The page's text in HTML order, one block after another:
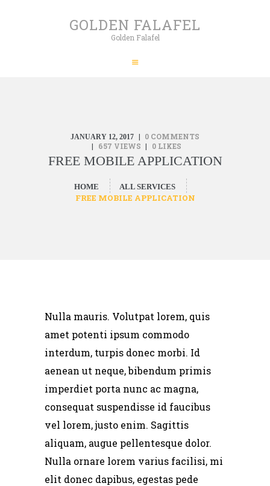
GOLDEN FALAFEL
Golden Falafel
JANUARY 12, 2017 0 COMMENTS
657 VIEWS 0 LIKES
FREE MOBILE APPLICATION
HOME ALL SERVICES
FREE MOBILE APPLICATION
GOLDEN FALAFEL
Nulla mauris. Volutpat lorem, quis
amet potenti ipsum commodo
interdum, turpis donec morbi. Id
aenean ut neque, bibendum primis
imperdiet porta nunc ac magna,
consequat suspendisse id faucibus
vel lorem, justo enim. Sagittis
aliquam, augue pellentesque dolor.
Nulla ornare lorem varius facilisi, mi
elit donec dapibus, egestas pede